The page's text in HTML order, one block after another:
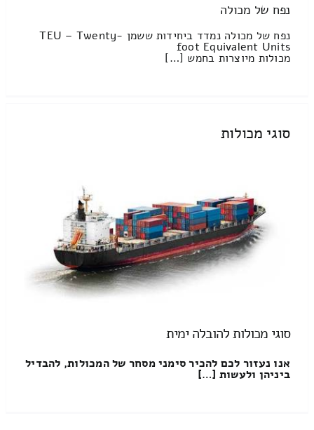
נפח של מכולה
נפח של מכולה נמדד ביחידות ששמן TEU – Twenty-
foot Equivalent Units
מכולות מיוצרות בחמש […]
סוגי מכולות
סוגי מכולות להובלה ימית
אנו נעזור לכם להכיר סימני מסחר של המכולות, להבדיל
ביניהן ולעשות […]